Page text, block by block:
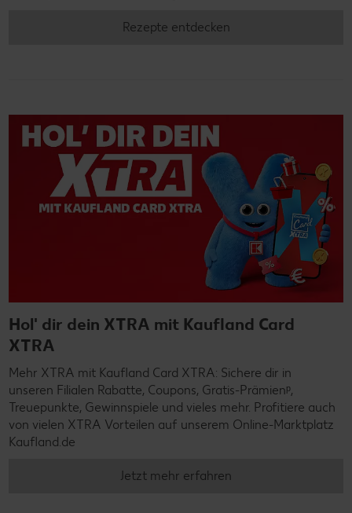
Rezepte entdecken
Hol' dir dein XTRA mit Kaufland Card
XTRA
Mehr XTRA mit Kaufland Card XTRA: Sichere dir in
unseren Filialen Rabatte, Coupons, Gratis-Prämienᵖ,
Treuepunkte, Gewinnspiele und vieles mehr. Profitiere auch
von vielen XTRA Vorteilen auf unserem Online-Marktplatz
Kaufland.de
Jetzt mehr erfahren